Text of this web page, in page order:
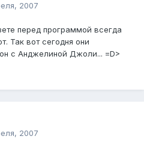
2007
перед программой всегда
Так вот сегодня они
с Анджелиной Джоли... =D>
2007